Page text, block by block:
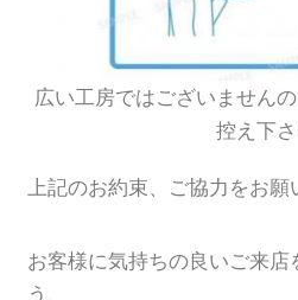
広い工房ではございません
控え下
上記のお約束、ご協力をお願
お客様に気持ちの良いご来店
う、